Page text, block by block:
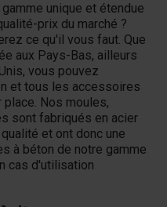
unique et étendue
prix du marché ?
ce qu'il vous faut. Que
aux Pays-Bas, ailleurs
vous pouvez
et tous les accessoires
Nos moules,
sont fabriqués en acier
et ont donc une
à béton de notre gamme
cas d'utilisation